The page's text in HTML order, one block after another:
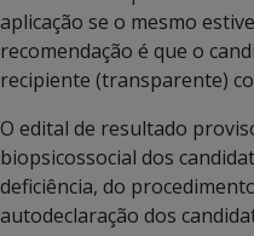
aplicação se o mesmo
recomendação é que o
recipiente (transparente)
O edital de resultado
biopsicossocial dos
deficiência, do
autodeclaração dos